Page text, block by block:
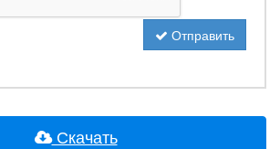
Отправить
Скачать